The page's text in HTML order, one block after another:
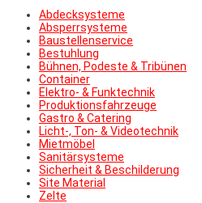
Abdecksysteme
Absperrsysteme
Baustellenservice
Bestuhlung
Bühnen, Podeste & Tribünen
Container
Elektro- & Funktechnik
Produktionsfahrzeuge
Gastro & Catering
Licht-, Ton- & Videotechnik
Mietmöbel
Sanitärsysteme
Sicherheit & Beschilderung
Site Material
Zelte